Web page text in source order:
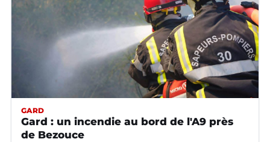
GARD
Gard : un incendie au bord de l'A9 près
de Bezouce